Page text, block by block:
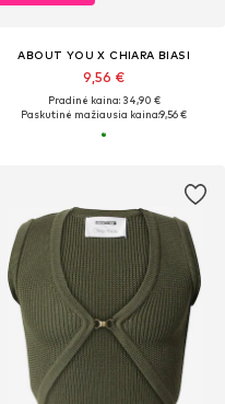
ABOUT YOU X CHIARA BIASI
9,56 €
Pradinė kaina: 34,90 €
Paskutinė mažiausia kaina:9,56 €